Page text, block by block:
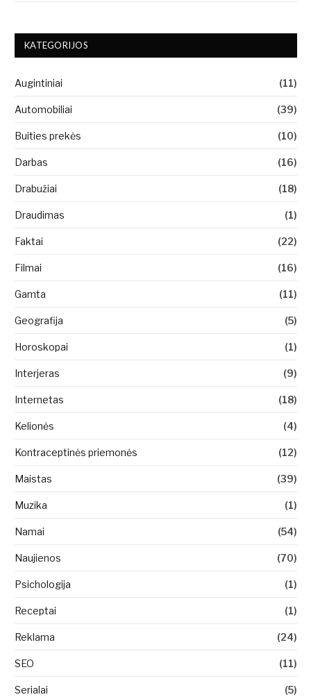
KATEGORIJOS
Augintiniai (11)
Automobiliai (39)
Buities prekės (10)
Darbas (16)
Drabužiai (18)
Draudimas (1)
Faktai (22)
Filmai (16)
Gamta (11)
Geografija (5)
Horoskopai (1)
Interjeras (9)
Internetas (18)
Kelionės (4)
Kontraceptinės priemonės (12)
Maistas (39)
Muzika (1)
Namai (54)
Naujienos (70)
Psichologija (1)
Receptai (1)
Reklama (24)
SEO (11)
Serialai (5)